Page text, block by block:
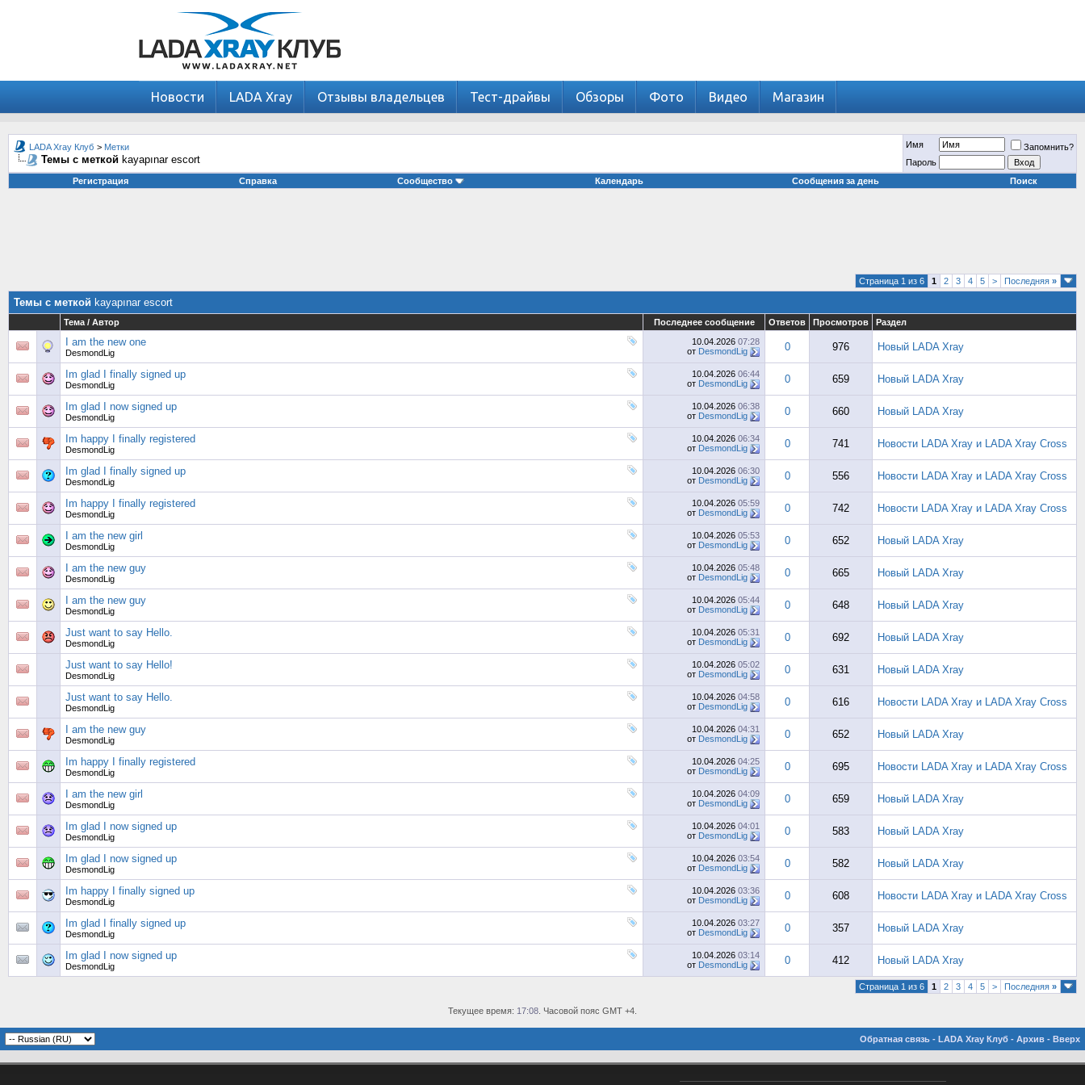
Новости LADA Xray Отзывы владельцев Тест-драйвы Обзоры Фото Видео Магазин
LADA Xray Клуб > Метки
Темы с меткой kayapınar escort
Имя
Запомнить?
Пароль
Регистрация
Справка Сообщество Календарь Сообщения за день Поиск
Страница 1 из 6 1 2 3 4 5 > Последняя »
Темы с меткой kayapınar escort
Тема / Автор Последнее сообщение Ответов Просмотров Раздел
I am the new one
DesmondLig
10.04.2026 07:28
от DesmondLig 0 976 Новый LADA Xray
Im glad I finally signed up
DesmondLig
10.04.2026 06:44
от DesmondLig 0 659 Новый LADA Xray
Im glad I now signed up
DesmondLig
10.04.2026 06:38
от DesmondLig 0 660 Новый LADA Xray
Im happy I finally registered
DesmondLig
10.04.2026 06:34
от DesmondLig 0 741 Новости LADA Xray и LADA Xray Cross
Im glad I finally signed up
DesmondLig
10.04.2026 06:30
от DesmondLig 0 556 Новости LADA Xray и LADA Xray Cross
Im happy I finally registered
DesmondLig
10.04.2026 05:59
от DesmondLig 0 742 Новости LADA Xray и LADA Xray Cross
I am the new girl
DesmondLig
10.04.2026 05:53
от DesmondLig 0 652 Новый LADA Xray
I am the new guy
DesmondLig
10.04.2026 05:48
от DesmondLig 0 665 Новый LADA Xray
I am the new guy
DesmondLig
10.04.2026 05:44
от DesmondLig 0 648 Новый LADA Xray
Just want to say Hello.
DesmondLig
10.04.2026 05:31
от DesmondLig 0 692 Новый LADA Xray
Just want to say Hello!
DesmondLig
10.04.2026 05:02
от DesmondLig 0 631 Новый LADA Xray
Just want to say Hello.
DesmondLig
10.04.2026 04:58
от DesmondLig 0 616 Новости LADA Xray и LADA Xray Cross
I am the new guy
DesmondLig
10.04.2026 04:31
от DesmondLig 0 652 Новый LADA Xray
Im happy I finally registered
DesmondLig
10.04.2026 04:25
от DesmondLig 0 695 Новости LADA Xray и LADA Xray Cross
I am the new girl
DesmondLig
10.04.2026 04:09
от DesmondLig 0 659 Новый LADA Xray
Im glad I now signed up
DesmondLig
10.04.2026 04:01
от DesmondLig 0 583 Новый LADA Xray
Im glad I now signed up
DesmondLig
10.04.2026 03:54
от DesmondLig 0 582 Новый LADA Xray
Im happy I finally signed up
DesmondLig
10.04.2026 03:36
от DesmondLig 0 608 Новости LADA Xray и LADA Xray Cross
Im glad I finally signed up
DesmondLig
10.04.2026 03:27
от DesmondLig 0 357 Новый LADA Xray
Im glad I now signed up
DesmondLig
10.04.2026 03:14
от DesmondLig 0 412 Новый LADA Xray
Страница 1 из 6 1 2 3 4 5 > Последняя »
Текущее время: 17:08 . Часовой пояс GMT +4.
Обратная связь - LADA Xray Клуб - Архив - Вверх